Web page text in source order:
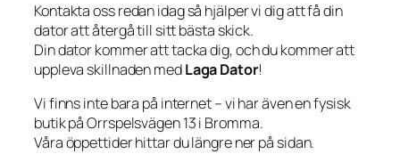
Kontakta oss redan idag så hjälper vi dig att få din
dator att återgå till sitt bästa skick.
Din dator kommer att tacka dig, och du kommer att
uppleva skillnaden medLaga Dator!
Vi finns inte bara på internet – vi har även en fysisk
butik på Orrspelsvägen 13 i Bromma.
Våra öppettider hittar du längre ner på sidan.